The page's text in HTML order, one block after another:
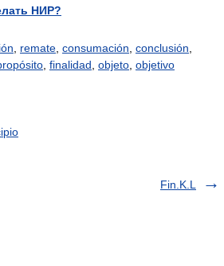
НИР?
remate consumación conclusión
finalidad objeto objetivo
Fin.K.L